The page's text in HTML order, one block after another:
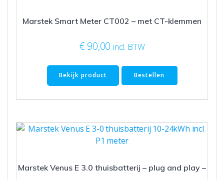
Marstek Smart Meter CT002 – met CT-klemmen
€ 90,00 incl. BTW
Bekijk product Bestellen
Marstek Venus E 3.0 thuisbatterij – plug and play –